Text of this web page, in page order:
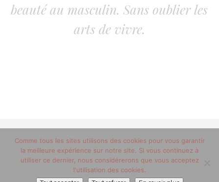
beauté au masculin. Sans oublier les
arts de vivre.
© 2012-2020 copyright trucsdemec.fr - blog lifestyle
masculin/Tous droits réservés
Mentions Légales
Comme tous les sites utilisons des cookies pour vous garantir
la meilleure expérience sur notre site. Si vous continuez à
utiliser ce dernier, nous considérerons que vous acceptez
l'utilisation des cookies.